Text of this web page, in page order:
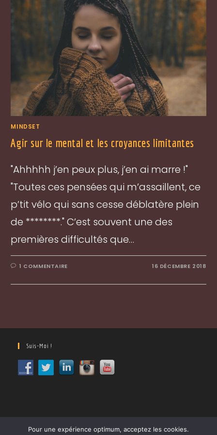
MINDSET
Agir sur le mental et les croyances limitantes
"Ahhhhh j’en peux plus, j’en ai marre !"
"Toutes ces pensées qui m’assaillent, ce
p’tit vélo qui sans cesse déblatère plein
de ********." C’est souvent une des
premières difficultés que…
1 COMMENTAIRE 16 DÉCEMBRE 2018
Suis-Moi !
Pour une expérience optimum, acceptez les cookies.